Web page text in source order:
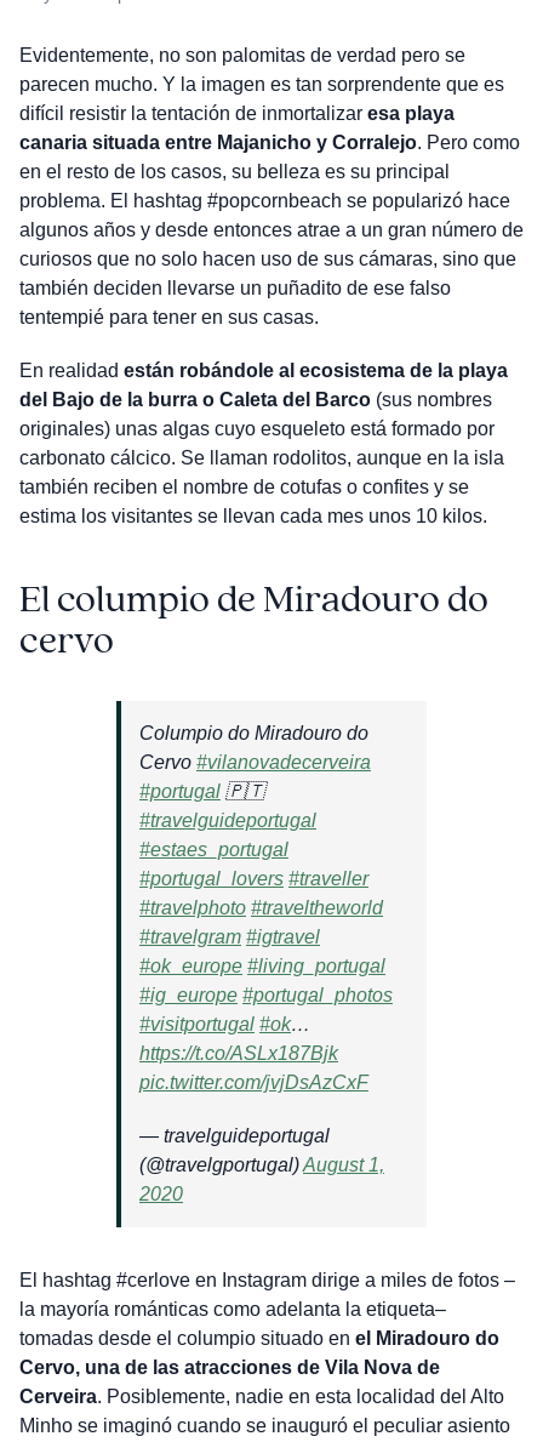
Evidentemente, no son palomitas de verdad pero se
parecen mucho. Y la imagen es tan sorprendente que es
difícil resistir la tentación de inmortalizar esa playa
canaria situada entre Majanicho y Corralejo. Pero como
en el resto de los casos, su belleza es su principal
problema. El hashtag #popcornbeach se popularizó hace
algunos años y desde entonces atrae a un gran número de
curiosos que no solo hacen uso de sus cámaras, sino que
también deciden llevarse un puñadito de ese falso
tentempié para tener en sus casas.
En realidad están robándole al ecosistema de la playa
del Bajo de la burra o Caleta del Barco(sus nombres
originales) unas algas cuyo esqueleto está formado por
carbonato cálcico. Se llaman rodolitos, aunque en la isla
también reciben el nombre de cotufas o confites y se
estima los visitantes se llevan cada mes unos 10 kilos.
El columpio de Miradouro do
cervo
Columpio do Miradouro do
Cervo #vilanovadecerveira
#portugal🇵🇹
#travelguideportugal
#estaes_portugal
#portugal_lovers #traveller
#travelphoto #traveltheworld
#travelgram #igtravel
#ok_europe #living_portugal
#ig_europe #portugal_photos
#visitportugal #ok…
https://t.co/ASLx187Bjk
pic.twitter.com/jvjDsAzCxF
— travelguideportugal
(@travelgportugal)August 1,
2020
El hashtag #cerlove en Instagram dirige a miles de fotos –
la mayoría románticas como adelanta la etiqueta–
tomadas desde el columpio situado en el Miradouro do
Cervo, una de las atracciones de Vila Nova de
Cerveira. Posiblemente, nadie en esta localidad del Alto
Minho se imaginó cuando se inauguró el peculiar asiento